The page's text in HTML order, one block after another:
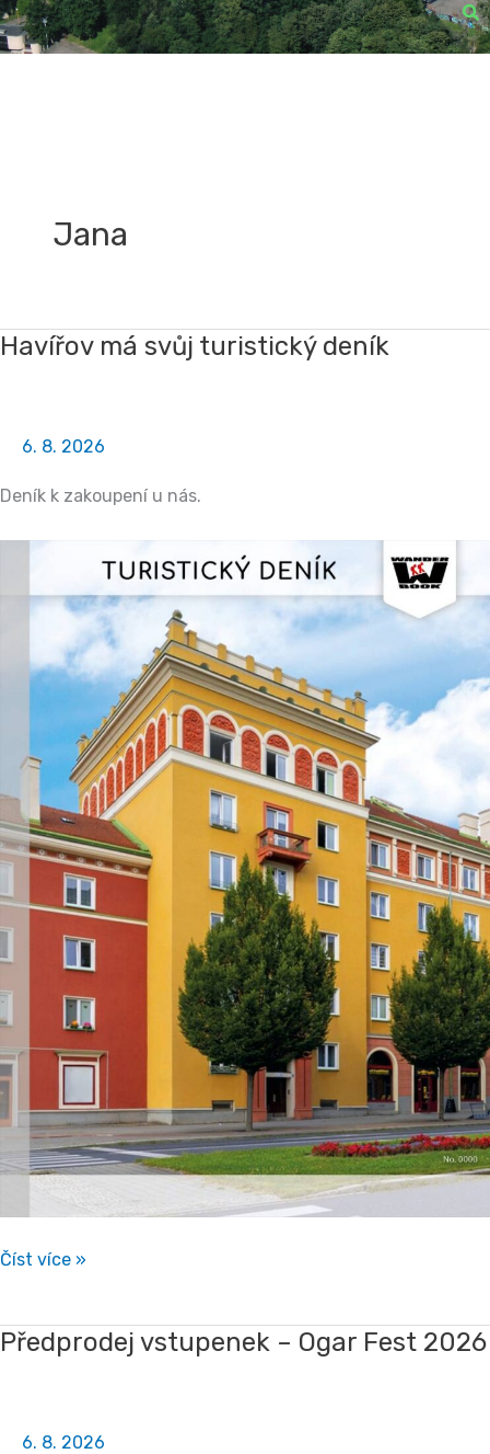
Jana
Havířov má svůj turistický deník
6. 8. 2026
Deník k zakoupení u nás.
Havířov
turistický
Číst více »
Předprodej vstupenek – Ogar Fest 2026
6. 8. 2026
Předprodej
Ogar